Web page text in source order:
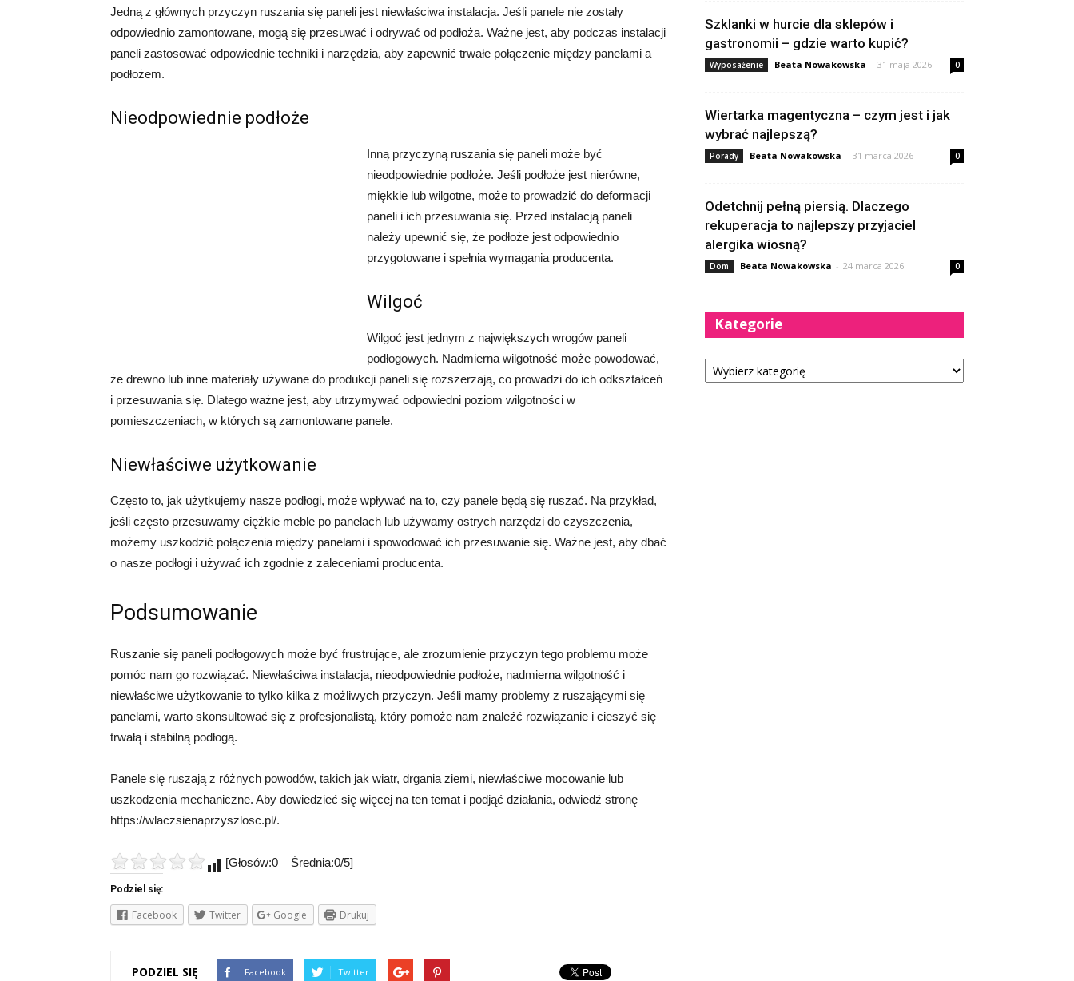
Jedną z głównych przyczyn ruszania się paneli jest niewłaściwa instalacja. Jeśli panele nie zostały
odpowiednio zamontowane, mogą się przesuwać i odrywać od podłoża. Ważne jest, aby podczas instalacji
paneli zastosować odpowiednie techniki i narzędzia, aby zapewnić trwałe połączenie między panelami a
podłożem.
Nieodpowiednie podłoże
Inną przyczyną ruszania się paneli może być
nieodpowiednie podłoże. Jeśli podłoże jest nierówne,
miękkie lub wilgotne, może to prowadzić do deformacji
paneli i ich przesuwania się. Przed instalacją paneli
należy upewnić się, że podłoże jest odpowiednio
przygotowane i spełnia wymagania producenta.
Wilgoć
Wilgoć jest jednym z największych wrogów paneli
podłogowych. Nadmierna wilgotność może powodować,
że drewno lub inne materiały używane do produkcji paneli się rozszerzają, co prowadzi do ich odkształceń
i przesuwania się. Dlatego ważne jest, aby utrzymywać odpowiedni poziom wilgotności w
pomieszczeniach, w których są zamontowane panele.
Niewłaściwe użytkowanie
Często to, jak użytkujemy nasze podłogi, może wpływać na to, czy panele będą się ruszać. Na przykład,
jeśli często przesuwamy ciężkie meble po panelach lub używamy ostrych narzędzi do czyszczenia,
możemy uszkodzić połączenia między panelami i spowodować ich przesuwanie się. Ważne jest, aby dbać
o nasze podłogi i używać ich zgodnie z zaleceniami producenta.
Podsumowanie
Ruszanie się paneli podłogowych może być frustrujące, ale zrozumienie przyczyn tego problemu może
pomóc nam go rozwiązać. Niewłaściwa instalacja, nieodpowiednie podłoże, nadmierna wilgotność i
niewłaściwe użytkowanie to tylko kilka z możliwych przyczyn. Jeśli mamy problemy z ruszającymi się
panelami, warto skonsultować się z profesjonalistą, który pomoże nam znaleźć rozwiązanie i cieszyć się
trwałą i stabilną podłogą.
Panele się ruszają z różnych powodów, takich jak wiatr, drgania ziemi, niewłaściwe mocowanie lub
uszkodzenia mechaniczne. Aby dowiedzieć się więcej na ten temat i podjąć działania, odwiedź stronę
https://wlaczsienaprzyszlosc.pl/.
[Głosów:0 Średnia:0/5]
Podziel się:
Facebook Twitter Google Drukuj
PODZIEL SIĘ Facebook Twitter
Szklanki w hurcie dla sklepów i
gastronomii – gdzie warto kupić?
Wyposażenie Beata Nowakowska - 31 maja 2026 0
Wiertarka magentyczna – czym jest i jak
wybrać najlepszą?
Porady Beata Nowakowska - 31 marca 2026 0
Odetchnij pełną piersią. Dlaczego
rekuperacja to najlepszy przyjaciel
alergika wiosną?
Dom Beata Nowakowska - 24 marca 2026 0
Kategorie
Kategorie